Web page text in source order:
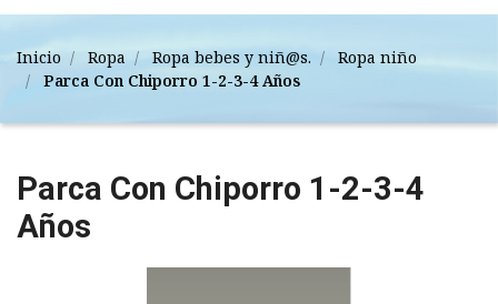
Inicio Ropa Ropa bebes y niñ@s.
Ropa niño
Parca Con Chiporro 1-2-3-4 Años
Parca Con Chiporro 1-2-3-4
Años